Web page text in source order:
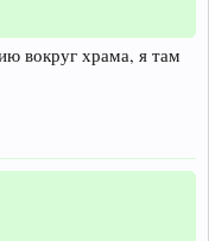
вокруг храма, я там